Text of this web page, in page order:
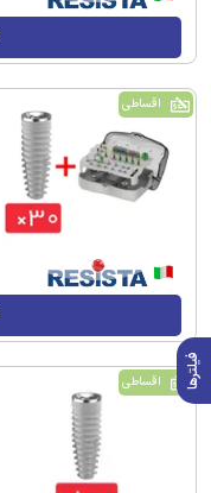
اقساطی
اقساطی فیلترها